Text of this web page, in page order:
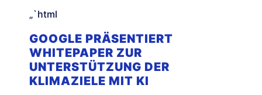
„`html
GOOGLE PRÄSENTIERT
WHITEPAPER ZUR
UNTERSTÜTZUNG DER
KLIMAZIELE MIT KI